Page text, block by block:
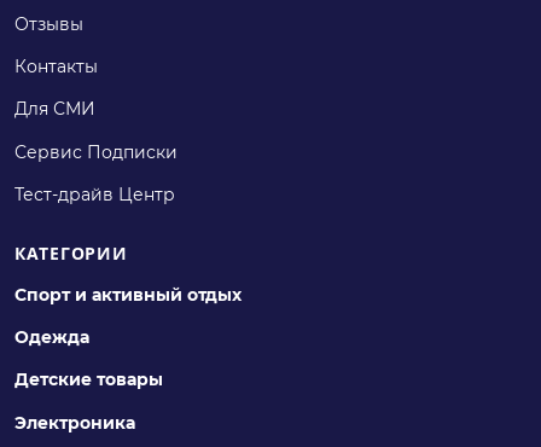
Отзывы
Контакты
Для СМИ
Сервис Подписки
Тест-драйв Центр
КАТЕГОРИИ
Спорт и активный отдых
Одежда
Детские товары
Электроника